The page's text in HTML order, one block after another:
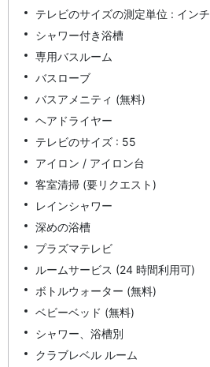
テレビのサイズの測定単位 : インチ
シャワー付き浴槽
専用バスルーム
バスローブ
バスアメニティ (無料)
ヘアドライヤー
テレビのサイズ : 55
アイロン / アイロン台
客室清掃 (要リクエスト)
レインシャワー
深めの浴槽
プラズマテレビ
ルームサービス (24 時間利用可)
ボトルウォーター (無料)
ベビーベッド (無料)
シャワー、浴槽別
クラブレベル ルーム